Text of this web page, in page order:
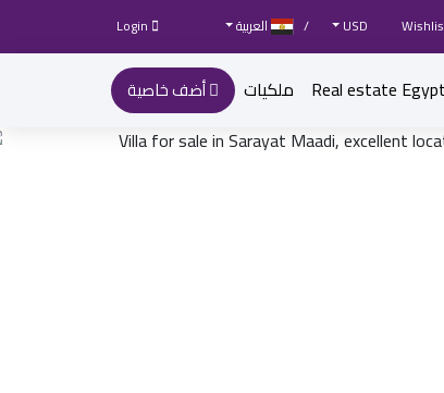
USD
/ العربية
Real estate ملكيات أضف خاصية